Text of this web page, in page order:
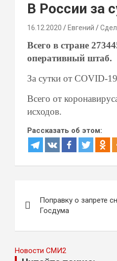
В России за
16.12.2020 Евгений
Всего в стране
оперативный штаб.
За сутки от COVID-19
Всего от
исходов.
Рассказать об этом:
по
записям
Поправку о запрете
Госдума
Новости СМИ2